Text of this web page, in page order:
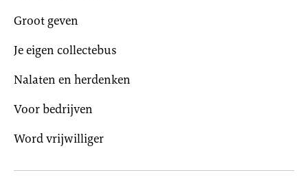
Groot geven
Je eigen collectebus
Nalaten en herdenken
Voor bedrijven
Word vrijwilliger